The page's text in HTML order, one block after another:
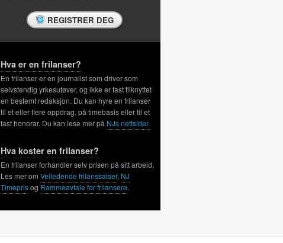
REGISTRER DEG
Hva er en frilanser?
En frilanser er en journalist som driver som
selvstendig yrkesutøver, og ikke er fast tilknyttet
en bestemt redaksjon. Du kan hyre en frilanser
til et eller flere oppdrag, på timebasis eller til et
fast honorar. Du kan lese mer på NJs nettsider.
Hva koster en frilanser?
En frilanser forhandler selv prisen på sitt arbeid.
Les mer om Veiledende frilanssatser, NJ
Timeprisog Rammeavtale for frilansere.